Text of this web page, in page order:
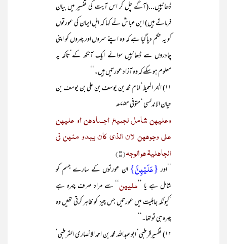
ڈھانپیں...(آگے چل کر اس آیت کی تفسیر میں بیان
فرماتے ہیں) ابن عباسؓ نے کہا کہ اہل ایمان کی عورتوں
کو یہ حکم دیا گیا ہے کہ وہ اپنے سروں اور چہروں کو اپنی
چادروں سے ڈھانپیں سوائے ایک آنکھ کے‘تاکہ یہ
معلوم ہو سکے کہ وہ آزاد عورتیں ہیں۔‘‘
۱۱) البحر المحیط‘ امام محمد بن یوسف بن علی بن یوسف بن
حیان الاندلسی ‘ متوفی ۷۵۴ھ
وعلیھن شامل لجمیع أجسادھن أو علیھن
علی وجوھھن لأن الذی کان یبدو منھن فی
الجاھلیۃ ھو الوجہ(۲۰)
’’اور{عَلَیْھِنَّ}ان عورتوں کے سارے جسم کو
شامل ہے یا ’’ علیھن‘‘ سے مراد صرف چہرہ ہے
‘کیونکہ جاہلیت میں عورتیں جس چیز کو ظاہر کرتی تھیں وہ
چہرہ ہی تو تھا۔‘‘
۱۲) تفسیرقرطبی‘ ابوعبداللہ محمد بن احمد الانصاری القرطبی‘